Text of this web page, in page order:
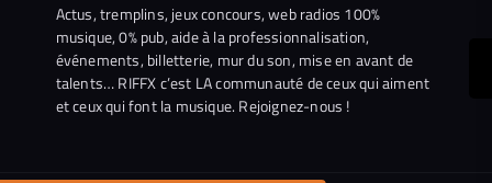
Actus, tremplins, jeux concours, web radios 100%
musique, 0% pub, aide à la professionnalisation,
événements, billetterie, mur du son, mise en avant de
talents… RIFFX c’est LA communauté de ceux qui aiment
et ceux qui font la musique. Rejoignez-nous !